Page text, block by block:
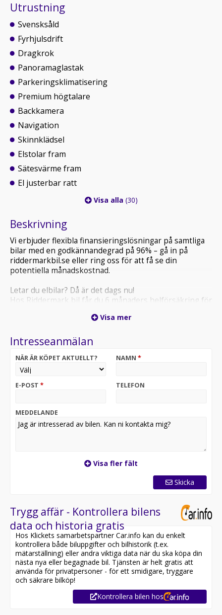
Utrustning
Svensksåld
Fyrhjulsdrift
Dragkrok
Panoramaglastak
Parkeringsklimatisering
Premium högtalare
Backkamera
Navigation
Skinnklädsel
Elstolar fram
Sätesvärme fram
El justerbar ratt
Visa alla (30)
Beskrivning
Vi erbjuder flexibla finansieringslösningar på samtliga
bilar med en godkännandegrad på 96% – gå in på
riddermarkbil.se eller ring oss för att få se din
potentiella månadskostnad.
Letar du elbilar? Då är det dags nu!
Hos Riddermark bil får du 6 månaders helförsäkring för
Välj bland 700 leveransklara elbilar - Riddermark bil!
Riddermark Bil har Sveriges NÖJDASTE kunder enligt
*SSM55L* *Vi tar emot alla inbyten och erbjuder
hemleverans i hela Sverige!*
Tesla Model 3 Long Range AWD kombinerar lång
stilrent och modernt format.
*OBS: Vänligen ring oss innan ditt besök för att
Utrustning inkluderar:
- Panoramaglastak
- Backkamera
- Skinnklädsel
Övrig information om bilen:
Elräckvidd enligt WLTP på 580 km
Besiktigad till och med 2027-06-30
Endast två tidigare brukare
Möjlighet till 12-60 månaders garanti
Visa mer
Intresseanmälan
NÄR ÄR KÖPET AKTUELLT? NAMN *
E-POST * TELEFON
MEDDELANDE
Visa fler fält
Skicka
Trygg affär - Kontrollera bilens
data och historia gratis
Hos Klickets samarbetspartner Car.info kan du enkelt
kontrollera både biluppgifter och bilhistorik (t.ex.
mätarställning) eller andra viktiga data när du ska köpa din
nästa nya eller begagnade bil. Tjänsten är helt gratis att
använda för privatpersoner - för ett smidigare, tryggare
och säkrare bilköp!
Kontrollera bilen hos